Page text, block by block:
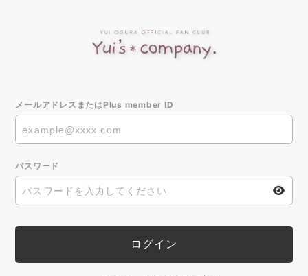
メールアドレスまたはPlus member ID
パスワード